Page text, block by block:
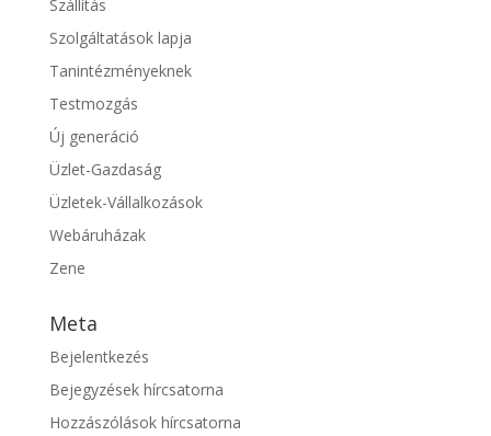
Szállítás
Szolgáltatások lapja
Tanintézményeknek
Testmozgás
Új generáció
Üzlet-Gazdaság
Üzletek-Vállalkozások
Webáruházak
Zene
Meta
Bejelentkezés
Bejegyzések hírcsatorna
Hozzászólások hírcsatorna